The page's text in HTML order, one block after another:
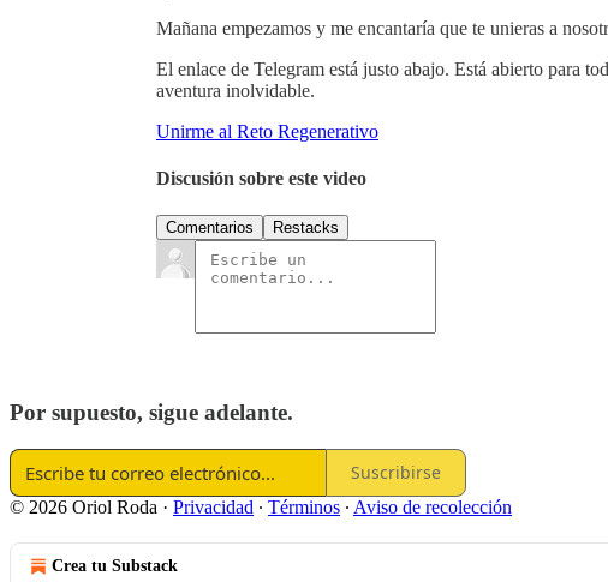
Mañana empezamos y me encantaría que te unieras a
El enlace de Telegram está justo abajo. Está abierto para
aventura inolvidable.
Unirme al Reto Regenerativo
Discusión sobre este video
Comentarios Restacks
Por supuesto, sigue adelante.
Suscribirse
© 2026 Oriol Roda · Privacidad ∙ Términos ∙ Aviso de recolección
Crea tu Substack